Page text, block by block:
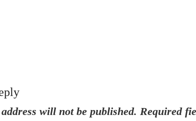
will not be published. Required